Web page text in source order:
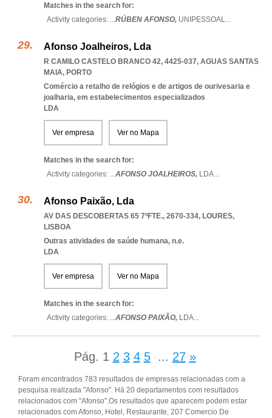
Matches in the search for:
Activity categories: ...RÚBEN AFONSO, UNIPESSOAL...
Afonso Joalheiros, Lda
R CAMILO CASTELO BRANCO 42, 4425-037, AGUAS SANTAS
MAIA, PORTO
Comércio a retalho de relógios e de artigos de ourivesaria e
joalharia, em estabelecimentos especializados
LDA
Ver empresa Ver no Mapa
Matches in the search for:
Activity categories: ...AFONSO JOALHEIROS, LDA...
Afonso Paixão, Lda
AV DAS DESCOBERTAS 65 7ºFTE., 2670-334, LOURES,
LISBOA
Outras atividades de saúde humana, n.e.
LDA
Ver empresa Ver no Mapa
Matches in the search for:
Activity categories: ...AFONSO PAIXÃO, LDA...
Pág. 1 2 3 4 5 ... 27 »
Foram encontrados 783 resultados de empresas relacionadas com a
pesquisa realizada "Afonso". Há 20 departamentos com resultados
relacionados com "Afonso".Os resultados que aparecem podem estar
relacionados com Afonso, Hotel, Restaurante, 207 Comercio De